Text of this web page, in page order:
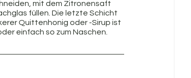
mit dem Zitronensaft
füllen. Die letzte Schicht
Quittenhonig oder -Sirup ist
einfach so zum Naschen.